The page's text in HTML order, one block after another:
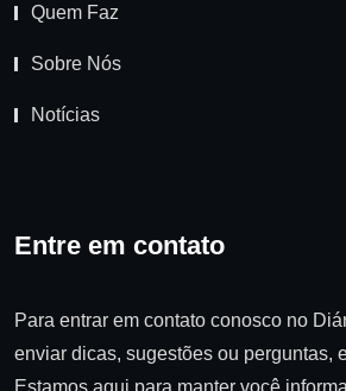
Quem Faz
Sobre Nós
Notícias
Entre em contato
Para entrar em contato conosco no
enviar dicas, sugestões ou perguntas,
Estamos aqui para manter você